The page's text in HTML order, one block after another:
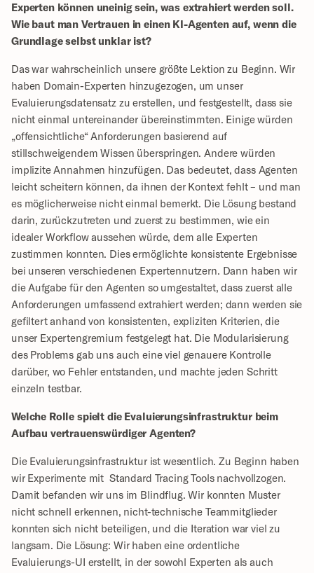
Experten können uneinig sein, was extrahiert werden soll.
Wie baut man Vertrauen in einen KI-Agenten auf, wenn die
Grundlage selbst unklar ist?
Das war wahrscheinlich unsere größte Lektion zu Beginn. Wir
haben Domain-Experten hinzugezogen, um unser
Evaluierungsdatensatz zu erstellen, und festgestellt, dass sie
nicht einmal untereinander übereinstimmten. Einige würden
„offensichtliche“ Anforderungen basierend auf
stillschweigendem Wissen überspringen. Andere würden
implizite Annahmen hinzufügen. Das bedeutet, dass Agenten
leicht scheitern können, da ihnen der Kontext fehlt – und man
es möglicherweise nicht einmal bemerkt. Die Lösung bestand
darin, zurückzutreten und zuerst zu bestimmen, wie ein
idealer Workflow aussehen würde, dem alle Experten
zustimmen konnten. Dies ermöglichte konsistente Ergebnisse
bei unseren verschiedenen Expertennutzern. Dann haben wir
die Aufgabe für den Agenten so umgestaltet, dass zuerst alle
Anforderungen umfassend extrahiert werden; dann werden sie
gefiltert anhand von konsistenten, expliziten Kriterien, die
unser Expertengremium festgelegt hat. Die Modularisierung
des Problems gab uns auch eine viel genauere Kontrolle
darüber, wo Fehler entstanden, und machte jeden Schritt
einzeln testbar.
Welche Rolle spielt die Evaluierungsinfrastruktur beim
Aufbau vertrauenswürdiger Agenten?
Die Evaluierungsinfrastruktur ist wesentlich. Zu Beginn haben
wir Experimente mit  Standard Tracing Tools nachvollzogen.
Damit befanden wir uns im Blindflug. Wir konnten Muster
nicht schnell erkennen, nicht-technische Teammitglieder
konnten sich nicht beteiligen, und die Iteration war viel zu
langsam. Die Lösung: Wir haben eine ordentliche
Evaluierungs-UI erstellt, in der sowohl Experten als auch